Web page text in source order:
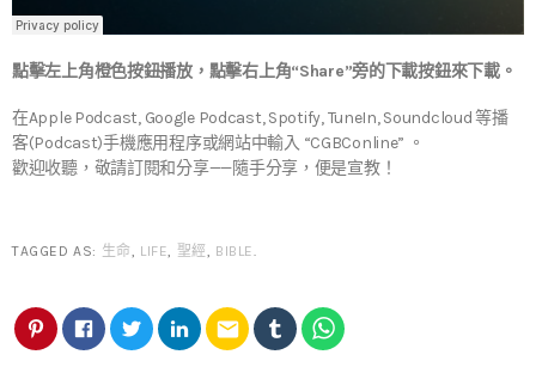
點擊左上角橙色按鈕播放，點擊右上角“Share”旁的下載按鈕來下載。
在Apple Podcast, Google Podcast, Spotify, TuneIn, Soundcloud 等播
客(Podcast)手機應用程序或網站中輸入 “CGBConline” 。
歡迎收聽，敬請訂閱和分享——隨手分享，便是宣教！
TAGGED AS: 生命, LIFE, 聖經, BIBLE.
email